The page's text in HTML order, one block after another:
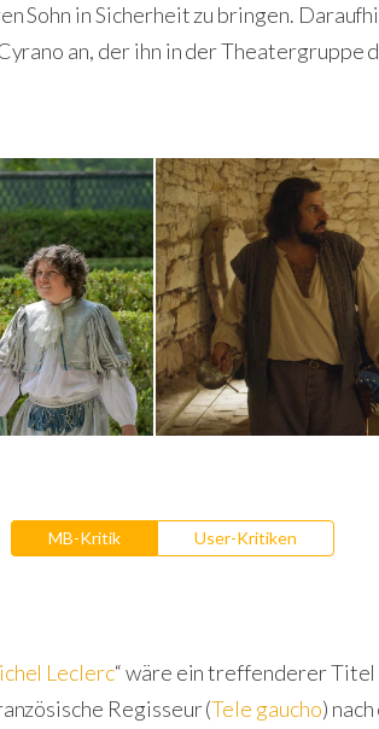
Sohn in Sicherheit zu bringen.
an, der ihn in der Theatergruppe
MB-Kritik User-Kritiken
Leclerc“ wäre ein treffenderer Titel
Regisseur (Tele gaucho)